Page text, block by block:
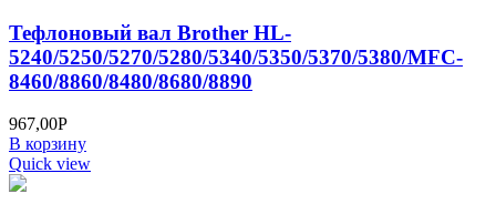
Тефлоновый вал Brother HL-
5240/5250/5270/5280/5340/5350/5370/5380/MFC-
8460/8860/8480/8680/8890
967,00Р
В корзину
Quick view